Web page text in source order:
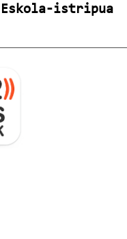
Eskola-istripua